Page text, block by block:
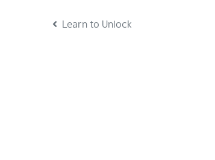
Learn to Unlock